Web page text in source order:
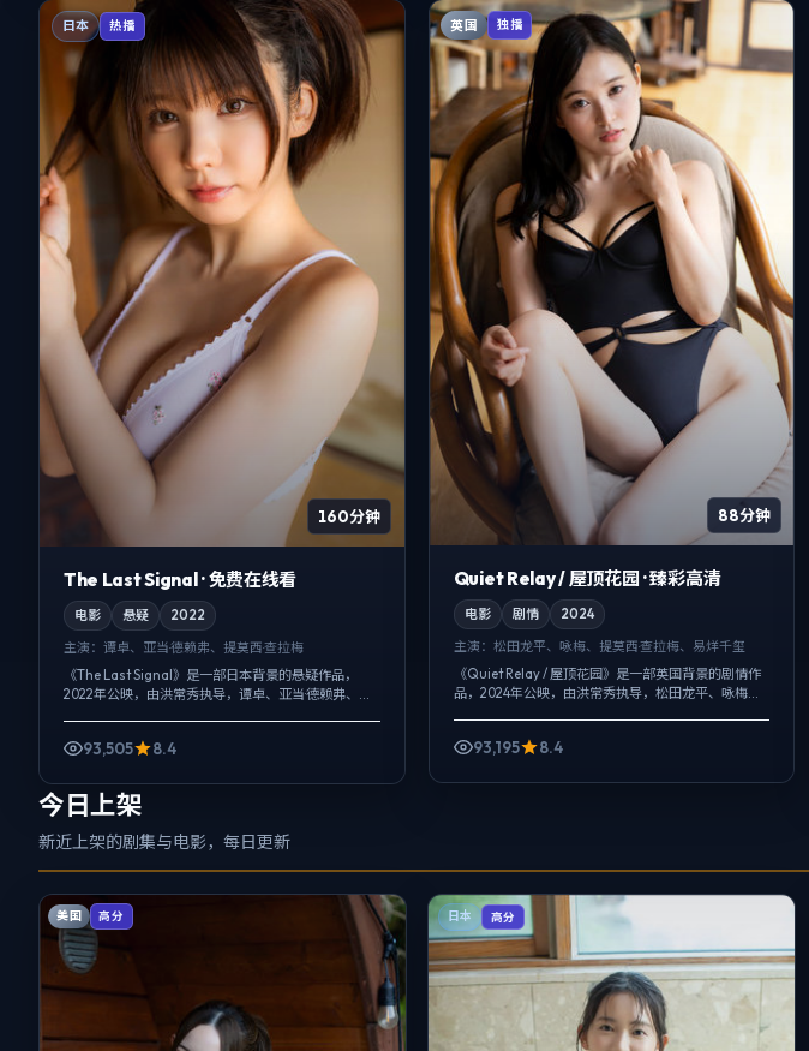
日本 热播
160分钟
The Last Signal · 免费在线看
电影 悬疑
2022
主演： 谭卓、亚当·德赖弗、提莫西·查拉梅
《The Last Signal》是一部日本背景的悬疑作品，
2022年公映，由洪常秀执导，谭卓、亚当·德赖弗、提
93,505 8.4
英国 独播
88分钟
Quiet Relay / 屋顶花园 · 臻彩高清
电影 剧情
2024
主演： 松田龙平、咏梅、提莫西·查拉梅、易烊千玺
《Quiet Relay / 屋顶花园》是一部英国背景的剧情作
品，2024年公映，由洪常秀执导，松田龙平、咏梅、
93,195 8.4
今日上架
新近上架的剧集与电影，每日更新
美国 高分 日本 高分